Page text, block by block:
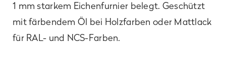
1 mm starkem Eichenfurnier belegt. Geschützt
mit färbendem Öl bei Holzfarben oder Mattlack
für RAL- und NCS-Farben.